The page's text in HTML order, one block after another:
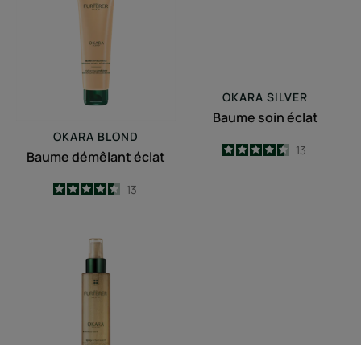
éclat
OKARA BLOND
Baume démêlant éclat
4.5
/5
13
OKARA SILVER
Baume soin éclat
4.5
/5
13
Spray
éclaircissant